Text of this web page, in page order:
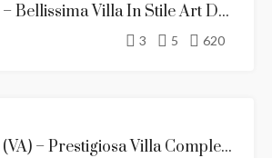
NOVITÀ
Gallarate (VA) – Bellissima Villa In Stile Art Déco In Vendita
3 5 620
NOVITÀ
Olgiate Olona (VA) – Prestigiosa Villa Completamente Ristrutturata Di 680 Mq